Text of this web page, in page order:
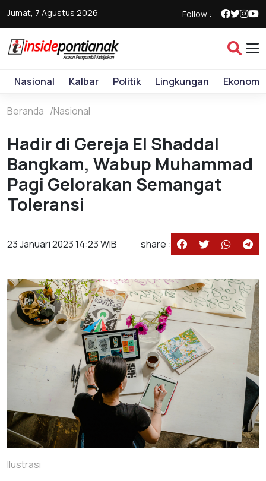
Jumat, 7 Agustus 2026 Follow :
Nasional Kalbar Politik Lingkungan Ekonomi
Beranda Nasional
Hadir di Gereja El Shaddal
Bangkam, Wabup Muhammad
Pagi Gelorakan Semangat
Toleransi
23 Januari 2023 14:23 WIB share :
Ilustrasi